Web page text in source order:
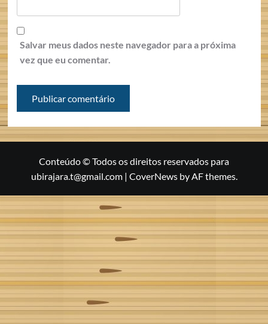
Salvar meus dados neste navegador para a próxima
vez que eu comentar.
Conteúdo © Todos os direitos reservados para
ubirajara.t@gmail.com | CoverNewsby AF themes.